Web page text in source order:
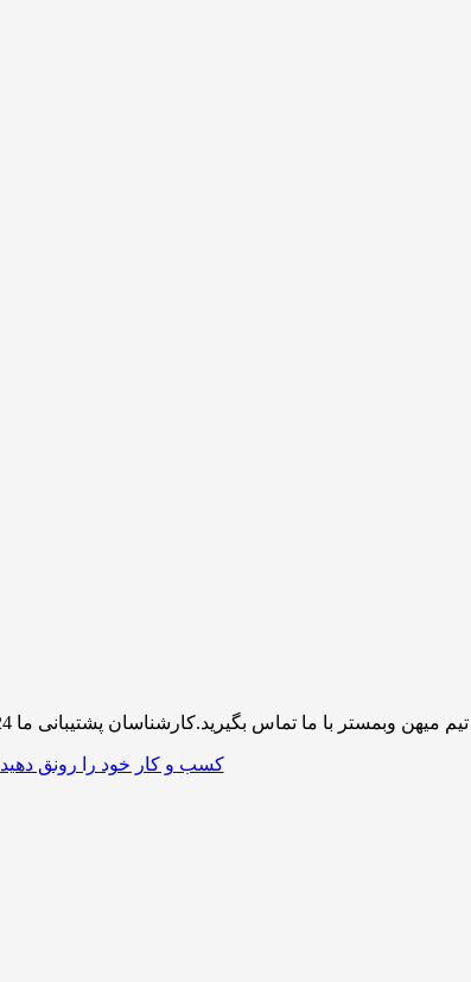
پشتیبانی ما 24 ساعته آماده خدمت رسانی به شما کاربران گرامی میباشند
کسب و کار خود را رونق دهید